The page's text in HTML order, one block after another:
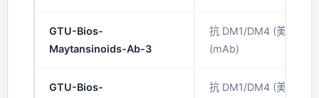
GTU-Bios-
Maytansinoids-Ab-3
抗 DM1/DM4 (美登素)
(mAb)
GTU-Bios-
抗 DM1/DM4 (美登素)